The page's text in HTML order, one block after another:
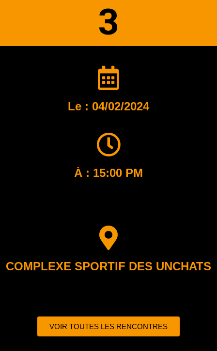
3
Le : 04/02/2024
À : 15:00 PM
COMPLEXE SPORTIF DES UNCHATS
VOIR TOUTES LES RENCONTRES